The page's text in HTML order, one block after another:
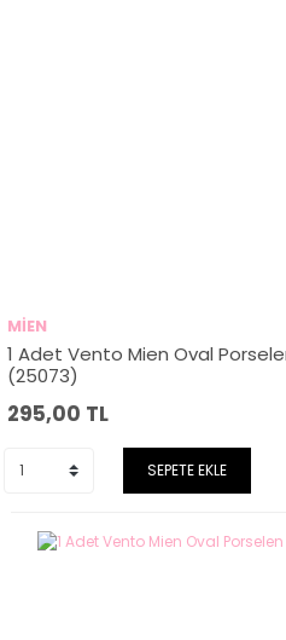
MİEN
1 Adet Vento Mien Oval
(25073)
295,00 TL
SEPETE EKLE